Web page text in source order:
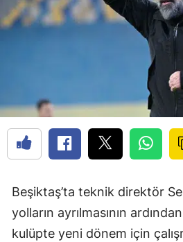
Beşiktaş’ta teknik direktör
yolların ayrılmasının
kulüpte yeni dönem için